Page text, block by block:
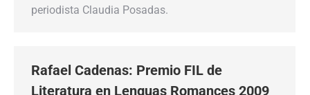
periodista Claudia Posadas.
Rafael Cadenas: Premio FIL de
Literatura en Lenguas Romances 2009